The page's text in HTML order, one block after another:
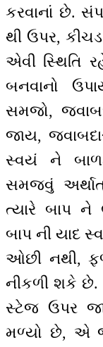
કરવાનાં છે.
થી ઉપર,
એવી સ્થિતિ
બનવાનો
સમજો,
જાય,
સ્વયં ને
સમજવું
ત્યારે બાપ
બાપ ની યાદ
ઓછી નથી,
નીકળી શકે છે.
સ્ટેજ ઉપર
મળ્યો છે, એ જ